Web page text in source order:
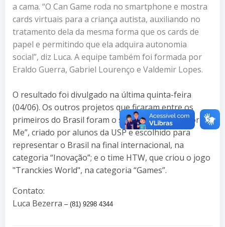
a cama. “O Can Game roda no smartphone e mostra
cards virtuais para a criança autista, auxiliando no
tratamento dela da mesma forma que os cards de
papel e permitindo que ela adquira autonomia
social”, diz Luca. A equipe também foi formada por
Eraldo Guerra, Gabriel Lourenço e Valdemir Lopes.
O resultado foi divulgado na última quinta-feira
(04/06). Os outros projetos que ficaram entre os
primeiros do Brasil foram o software “Clothes for
Me”, criado por alunos da USP e escolhido para
representar o Brasil na final internacional, na
categoria “Inovação”; e o time HTW, que criou o jogo
"Tranckies World", na categoria “Games”.
Contato:
Luca Bezerra – (81) 9298 4344